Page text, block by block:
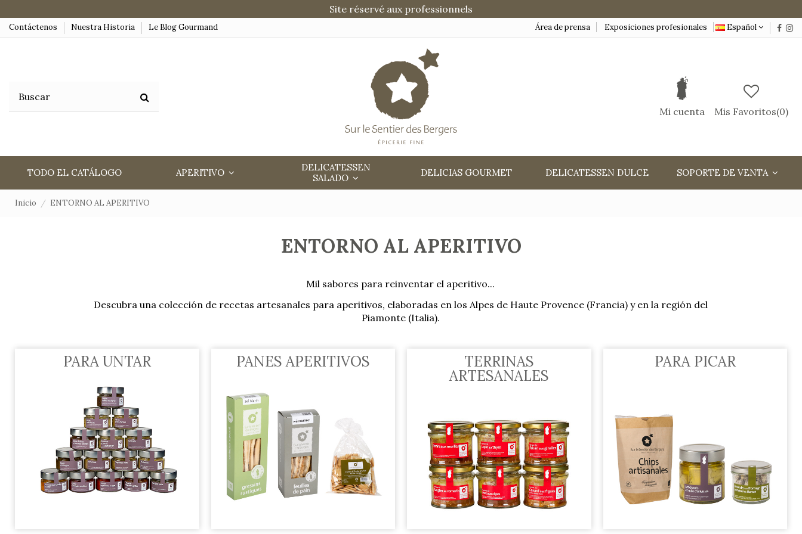
Site réservé aux professionnels
Contáctenos Nuestra Historia Le Blog Gourmand Área de prensa Exposiciones profesionales Español
Mi cuenta Mis Favoritos(0)
TODO EL CATÁLOGO APERITIVO
DELICATESSEN
SALADO
DELICIAS GOURMET DELICATESSEN DULCE SOPORTE DE VENTA
Inicio ENTORNO AL APERITIVO
ENTORNO AL APERITIVO
Mil sabores para reinventar el aperitivo...
Descubra una colección de recetas artesanales para aperitivos, elaboradas en los Alpes de Haute Provence (Francia) y en la región del
Piamonte (Italia).
PARA UNTAR PANES APERITIVOS TERRINAS
ARTESANALES
PARA PICAR